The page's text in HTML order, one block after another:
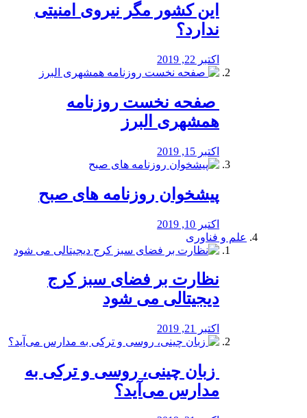
این کشور مگر نیروی امنیتی
ندارد؟
اکتبر 22, 2019
️ صفحه نخست روزنامه‌
همشهری البرز
اکتبر 15, 2019
پیشخوان روزنامه های صبح
اکتبر 10, 2019
علم و فناوری
نظارت بر فضای سبز کرج
دیجیتالی می شود
اکتبر 21, 2019
️ زبان چینی، روسی و ترکی به
مدارس می‌آید؟